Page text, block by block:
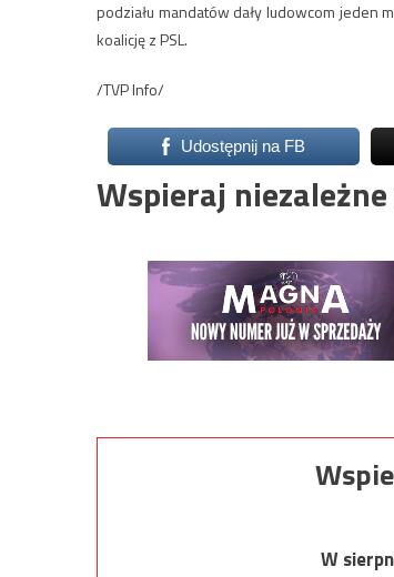
podziału mandatów dały ludowcom jeden
koalicję z PSL.
/TVP Info/
Udostępnij na FB
Wspieraj
W